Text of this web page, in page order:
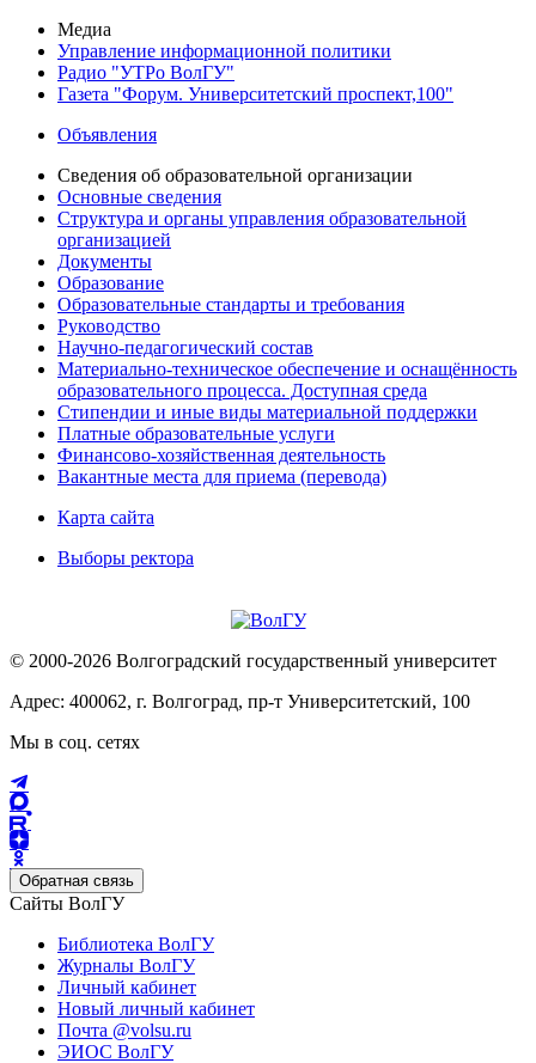
Медиа
Управление информационной политики
Радио "УТРо ВолГУ"
Газета "Форум. Университетский проспект,100"
Объявления
Сведения об образовательной организации
Основные сведения
Структура и органы управления образовательной
организацией
Документы
Образование
Образовательные стандарты и требования
Руководство
Научно-педагогический состав
Материально-техническое обеспечение и оснащённость
образовательного процесса. Доступная среда
Стипендии и иные виды материальной поддержки
Платные образовательные услуги
Финансово-хозяйственная деятельность
Вакантные места для приема (перевода)
Карта сайта
Выборы ректора
© 2000-2026 Волгоградский государственный университет
Адрес: 400062, г. Волгоград, пр-т Университетский, 100
Мы в соц. сетях
Обратная связь
Сайты ВолГУ
Библиотека ВолГУ
Журналы ВолГУ
Личный кабинет
Новый личный кабинет
Почта @volsu.ru
ЭИОС ВолГУ